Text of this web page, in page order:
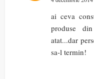
ai ceva
produse
atat...dar
sa-l termin!